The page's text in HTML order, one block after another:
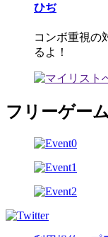
ひぢ
コンボ重視の
るよ！
フリーゲー